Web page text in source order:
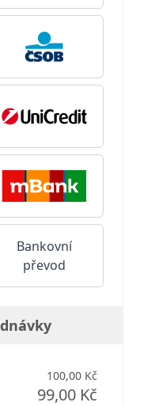
Bankovní
převod
100,00 Kč
99,00 Kč